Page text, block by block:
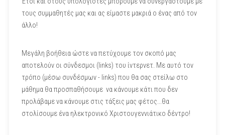
τους συμμαθητές μας και ας είμαστε μακριά ο ένας από τον
άλλο!
Μεγάλη βοήθεια ώστε να πετύχουμε τον σκοπό μας
αποτελούν οι σύνδεσμοι (links) του ίντερνετ. Με αυτό τον
τρόπο (μέσω συνδέσμων - links) που θα σας στείλω στο
μάθημα θα προσπαθήσουμε να κάνουμε κάτι που δεν
προλάβαμε να κάνουμε στις τάξεις μας φέτος...θα
στολίσουμε ένα ηλεκτρονικό Χριστουγεννιάτικο δέντρο!